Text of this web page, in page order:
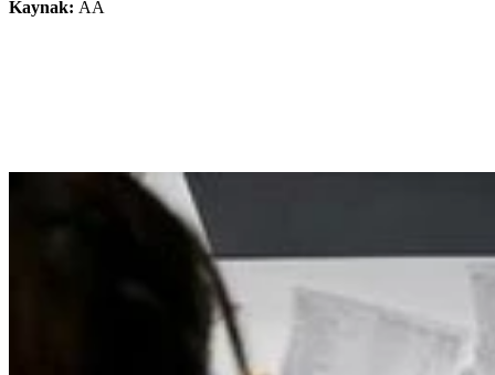
Kaynak: AA